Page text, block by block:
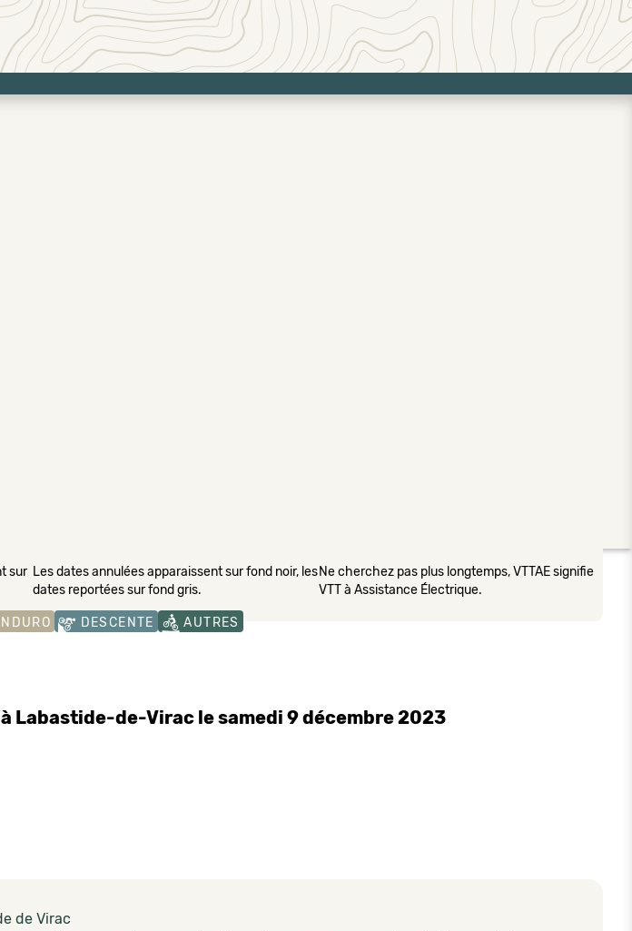
sur Les dates annulées apparaissent sur fond noir, les
dates reportées sur fond gris.
Ne cherchez pas plus longtemps, VTTAE signifie
VTT à Assistance Électrique.
DESCENTE AUTRES
Labastide-de-Virac le samedi 9 décembre 2023
de Virac